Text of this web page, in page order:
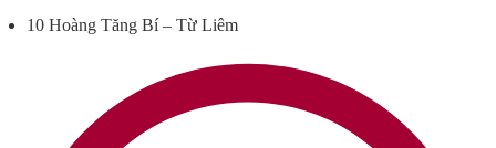
10 Hoàng Tăng Bí – Từ Liêm